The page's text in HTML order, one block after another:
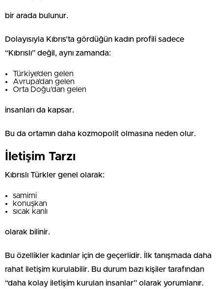
bir arada bulunur.
Dolayısıyla Kıbrıs’ta gördüğün kadın profili sadece
“Kıbrıslı” değil, aynı zamanda:
Türkiye’den gelen
Avrupa’dan gelen
Orta Doğu’dan gelen
insanları da kapsar.
Bu da ortamın daha kozmopolit olmasına neden olur.
İletişim Tarzı
Kıbrıslı Türkler genel olarak:
samimi
konuşkan
sıcak kanlı
olarak bilinir.
Bu özellikler kadınlar için de geçerlidir. İlk tanışmada daha
rahat iletişim kurulabilir. Bu durum bazı kişiler tarafından
“daha kolay iletişim kurulan insanlar” olarak yorumlanır.